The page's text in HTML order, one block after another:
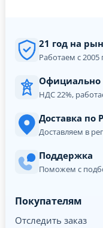
21 год на
Работаем с 2005
Официально
НДС 22%,
Доставка по
Доставляем в
Поддержка
Поможем с
Покупателям
Отследить заказ